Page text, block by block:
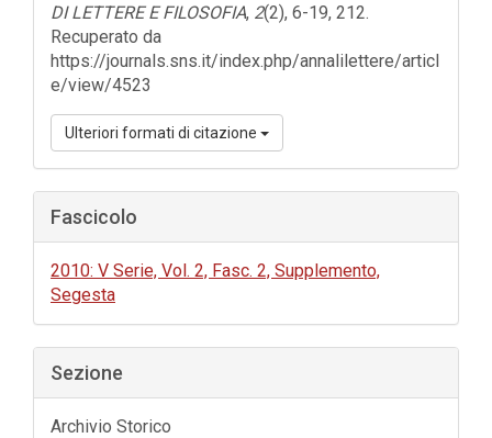
DI LETTERE E FILOSOFIA, 2(2), 6-19, 212.
Recuperato da
https://journals.sns.it/index.php/annalilettere/articl
e/view/4523
Ulteriori formati di citazione
Fascicolo
2010: V Serie, Vol. 2, Fasc. 2, Supplemento,
Segesta
Sezione
Archivio Storico